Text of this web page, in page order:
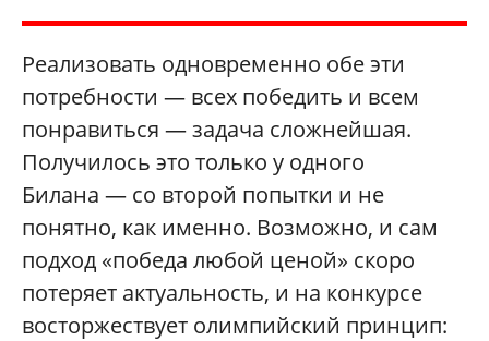
Реализовать одновременно обе эти
потребности — всех победить и всем
понравиться — задача сложнейшая.
Получилось это только у одного
Билана — со второй попытки и не
понятно, как именно. Возможно, и сам
подход «победа любой ценой» скоро
потеряет актуальность, и на конкурсе
восторжествует олимпийский принцип: